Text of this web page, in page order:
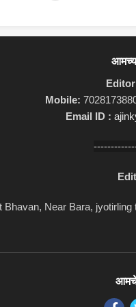
Mobile:
Email ID :
Bhavan, Near Bara,